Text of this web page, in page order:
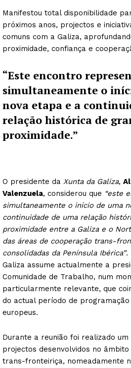
Manifestou total disponibilidade
próximos anos, projectos e
comuns com a Galiza,
proximidade, confiança e
“Este encontro
simultaneamente o
nova etapa e a
relação histórica de
proximidade.”
O presidente da Xunta da Galiza,
Valenzuela, considerou que “este
simultaneamente o início de uma
continuidade de uma relação
proximidade entre a Galiza e o
das áreas de cooperação trans-
consolidadas da Península Ibérica”.
Galiza assume actualmente a
Comunidade de Trabalho, num
particularmente relevante, que
do actual período de programação
europeus.
Durante a reunião foi realizado
projectos desenvolvidos no
trans-fronteiriça, nomeadamente